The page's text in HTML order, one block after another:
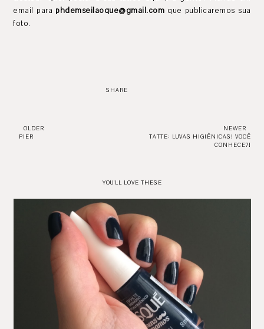
email para phdemseilaoque@gmail.com que publicaremos sua
foto.
SHARE
OLDER
PIER
NEWER
TATTE: LUVAS HIGIÊNICAS! VOCÊ
CONHECE?!
YOU'LL LOVE THESE